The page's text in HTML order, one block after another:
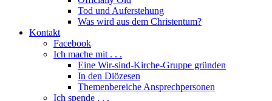
Tod und Auferstehung
Was wird aus dem Christentum?
Kontakt
Facebook
Ich mache mit . . .
Eine Wir-sind-Kirche-Gruppe gründen
In den Diözesen
Themenbereiche Ansprechpersonen
Ich spende . . .